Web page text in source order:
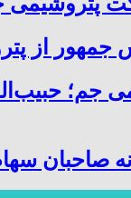
جمهور از
جم؛
صاحبان